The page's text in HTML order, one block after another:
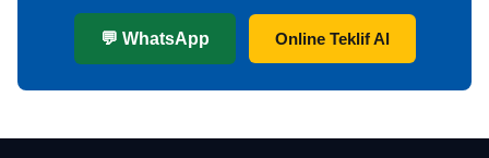
💬 WhatsApp Online Teklif Al